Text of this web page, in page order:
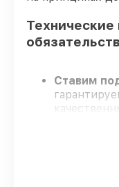
Технические
Ставим
проходят